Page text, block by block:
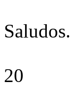
Saludos.
20